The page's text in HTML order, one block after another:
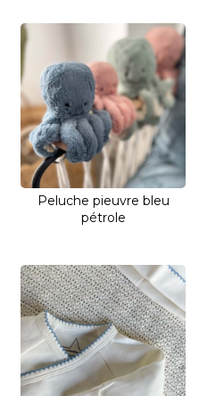
Peluche pieuvre bleu
pétrole